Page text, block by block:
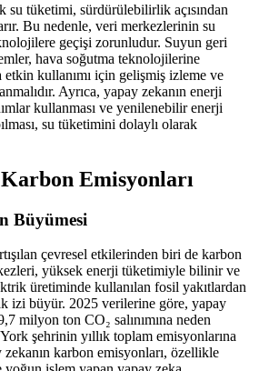
su tüketimi, sürdürülebilirlik açısından
Bu nedenle, veri merkezlerinin su
geçişi zorunludur. Suyun geri
hava soğutma teknolojilerine
kullanımı için gelişmiş izleme ve
Ayrıca, yapay zekanın enerji
kullanması ve yenilenebilir enerji
su tüketimini dolaylı olarak
Emisyonları
Büyümesi
çevresel etkilerinden biri de karbon
yüksek enerji tüketimiyle bilinir ve
üretiminde kullanılan fosil yakıtlardan
izi büyür. 2025 verilerine göre, yapay
milyon ton CO₂ salınımına neden
şehrinin yıllık toplam emisyonlarına
zekanın karbon emisyonları, özellikle